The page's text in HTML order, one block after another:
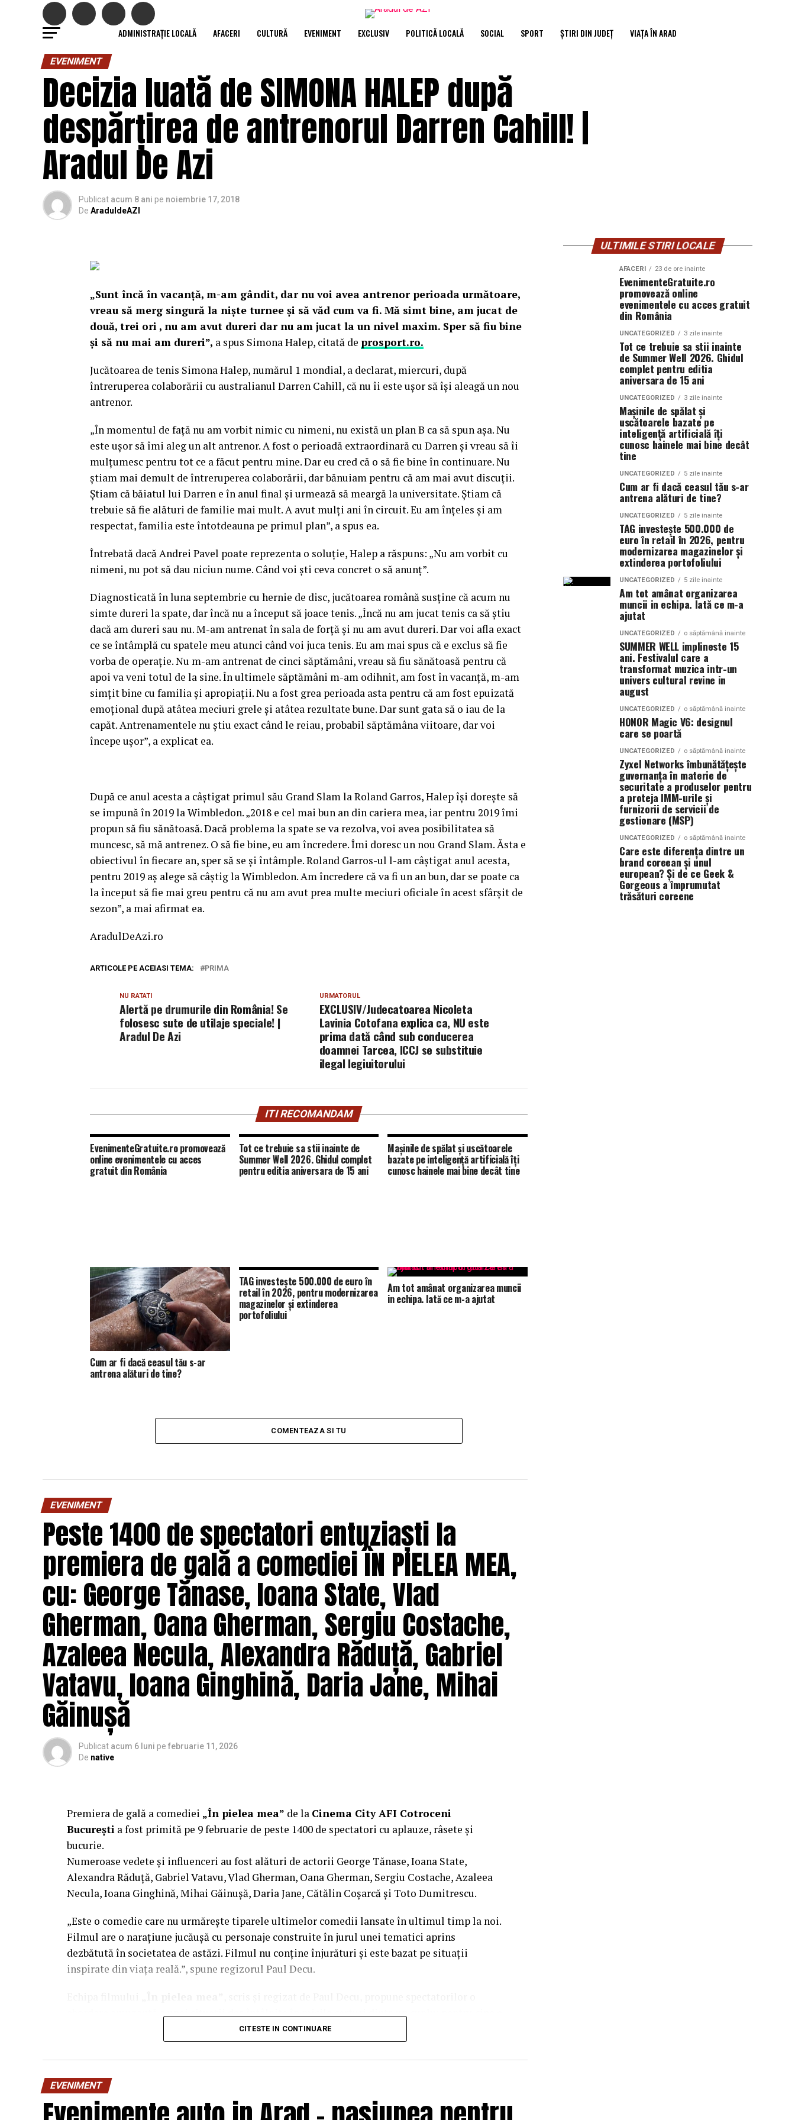
ADMINISTRAȚIE LOCALĂ AFACERI CULTURĂ EVENIMENT EXCLUSIV POLITICĂ LOCALĂ SOCIAL SPORT ȘTIRI DIN JUDEȚ VIAȚA ÎN ARAD
EVENIMENT
Decizia luată de SIMONA HALEP după
despărțirea de antrenorul Darren Cahill! |
Aradul De Azi
Publicat acum 8 ani pe noiembrie 17, 2018
De AraduldeAZI
„Sunt încă în vacanţă, m-am gândit, dar nu voi avea antrenor perioada următoare,
vreau să merg singură la nişte turnee şi să văd cum va fi. Mă simt bine, am jucat de
două, trei ori , nu am avut dureri dar nu am jucat la un nivel maxim. Sper să fiu bine
şi să nu mai am dureri”, a spus Simona Halep, citată de prosport.ro.
Jucătoarea de tenis Simona Halep, numărul 1 mondial, a declarat, miercuri, după
întreruperea colaborării cu australianul Darren Cahill, că nu îi este uşor să îşi aleagă un nou
antrenor.
„În momentul de faţă nu am vorbit nimic cu nimeni, nu există un plan B ca să spun aşa. Nu
este uşor să îmi aleg un alt antrenor. A fost o perioadă extraordinară cu Darren şi vreau să îi
mulţumesc pentru tot ce a făcut pentru mine. Dar eu cred că o să fie bine în continuare. Nu
ştiam mai demult de întreruperea colaborării, dar bănuiam pentru că am mai avut discuţii.
Ştiam că băiatul lui Darren e în anul final şi urmează să meargă la universitate. Ştiam că
trebuie să fie alături de familie mai mult. A avut mulţi ani în circuit. Eu am înţeles şi am
respectat, familia este întotdeauna pe primul plan”, a spus ea.
Întrebată dacă Andrei Pavel poate reprezenta o soluţie, Halep a răspuns: „Nu am vorbit cu
nimeni, nu pot să dau niciun nume. Când voi şti ceva concret o să anunţ”.
Diagnosticată în luna septembrie cu hernie de disc, jucătoarea română susţine că acum nu
simte dureri la spate, dar încă nu a început să joace tenis. „Încă nu am jucat tenis ca să ştiu
dacă am dureri sau nu. M-am antrenat în sala de forţă şi nu am avut dureri. Dar voi afla exact
ce se întâmplă cu spatele meu atunci când voi juca tenis. Eu am mai spus că e exclus să fie
vorba de operaţie. Nu m-am antrenat de cinci săptămâni, vreau să fiu sănătoasă pentru că
apoi va veni totul de la sine. În ultimele săptămâni m-am odihnit, am fost în vacanţă, m-am
simţit bine cu familia şi apropiaţii. Nu a fost grea perioada asta pentru că am fost epuizată
emoţional după atâtea meciuri grele şi atâtea rezultate bune. Dar sunt gata să o iau de la
capăt. Antrenamentele nu ştiu exact când le reiau, probabil săptămâna viitoare, dar voi
începe uşor”, a explicat ea.
După ce anul acesta a câştigat primul său Grand Slam la Roland Garros, Halep îşi doreşte să
se impună în 2019 la Wimbledon. „2018 e cel mai bun an din cariera mea, iar pentru 2019 îmi
propun să fiu sănătoasă. Dacă problema la spate se va rezolva, voi avea posibilitatea să
muncesc, să mă antrenez. O să fie bine, eu am încredere. Îmi doresc un nou Grand Slam. Ăsta e
obiectivul în fiecare an, sper să se şi întâmple. Roland Garros-ul l-am câştigat anul acesta,
pentru 2019 aş alege să câştig la Wimbledon. Am încredere că va fi un an bun, dar se poate ca
la început să fie mai greu pentru că nu am avut prea multe meciuri oficiale în acest sfârşit de
sezon”, a mai afirmat ea.
AradulDeAzi.ro
ARTICOLE PE ACEIASI TEMA: PRIMA
URMATORUL
EXCLUSIV/Judecatoarea Nicoleta
Lavinia Cotofana explica ca, NU este
prima dată când sub conducerea
doamnei Tarcea, ICCJ se substituie
ilegal legiuitorului
NU RATATI
Alertă pe drumurile din România! Se
folosesc sute de utilaje speciale! |
Aradul De Azi
ITI RECOMANDAM
EvenimenteGratuite.ro promovează
online evenimentele cu acces
gratuit din România
Tot ce trebuie sa stii inainte de
Summer Well 2026. Ghidul complet
pentru editia aniversara de 15 ani
Mașinile de spălat și uscătoarele
bazate pe inteligență artificială îți
cunosc hainele mai bine decât tine
Cum ar fi dacă ceasul tău s-ar
antrena alături de tine?
TAG investește 500.000 de euro în
retail în 2026, pentru modernizarea
magazinelor și extinderea
portofoliului
Am tot amânat organizarea muncii
in echipa. Iată ce m-a ajutat
COMENTEAZA SI TU
EVENIMENT
Peste 1400 de spectatori entuziaști la
premiera de gală a comediei ÎN PIELEA MEA,
cu: George Tănase, Ioana State, Vlad
Gherman, Oana Gherman, Sergiu Costache,
Azaleea Necula, Alexandra Răduță, Gabriel
Vatavu, Ioana Ginghină, Daria Jane, Mihai
Găinușă
Publicat acum 6 luni pe februarie 11, 2026
De native
Premiera de gală a comediei „În pielea mea” de la Cinema City AFI Cotroceni
București a fost primită pe 9 februarie de peste 1400 de spectatori cu aplauze, râsete și
bucurie.
Numeroase vedete și influenceri au fost alături de actorii George Tănase, Ioana State,
Alexandra Răduță, Gabriel Vatavu, Vlad Gherman, Oana Gherman, Sergiu Costache, Azaleea
Necula, Ioana Ginghină, Mihai Găinușă, Daria Jane, Cătălin Coșarcă și Toto Dumitrescu.
„Este o comedie care nu urmărește tiparele ultimelor comedii lansate în ultimul timp la noi.
Filmul are o narațiune jucăușă cu personaje construite în jurul unei tematici aprins
dezbătută în societatea de astăzi. Filmul nu conține înjurături și este bazat pe situații
inspirate din viața reală.”, spune regizorul Paul Decu.
abordare amuzantă a unei situații des întâlnite în micile certuri dintr-un cuplu: pentru cine e
mai greu/ mai ușor. În urma unei provocări pe care patru cupluri de prieteni o duc la bun
sfârșit, după multe peripeții, într-un weekend, personajele ajung să câștige o altă viziune
despre relațiile lor, lăsând deoparte presupunerile, orgoliile și preconcepțiile, pentru a
încerca să comunice mai bine între ei.
CITESTE IN CONTINUARE
EVENIMENT
ULTIMILE STIRI LOCALE
AFACERI 23 de ore inainte
EvenimenteGratuite.ro
promovează online
evenimentele cu acces gratuit
din România
UNCATEGORIZED 3 zile inainte
Tot ce trebuie sa stii inainte
de Summer Well 2026. Ghidul
complet pentru editia
aniversara de 15 ani
UNCATEGORIZED 3 zile inainte
Mașinile de spălat și
uscătoarele bazate pe
inteligență artificială îți
cunosc hainele mai bine decât
tine
UNCATEGORIZED 5 zile inainte
Cum ar fi dacă ceasul tău s-ar
antrena alături de tine?
UNCATEGORIZED 5 zile inainte
TAG investește 500.000 de
euro în retail în 2026, pentru
modernizarea magazinelor și
extinderea portofoliului
UNCATEGORIZED 5 zile inainte
Am tot amânat organizarea
muncii in echipa. Iată ce m-a
ajutat
UNCATEGORIZED o săptămână inainte
SUMMER WELL implineste 15
ani. Festivalul care a
transformat muzica intr-un
univers cultural revine in
august
UNCATEGORIZED o săptămână inainte
HONOR Magic V6: designul
care se poartă
UNCATEGORIZED o săptămână inainte
Zyxel Networks îmbunătățește
guvernanța în materie de
securitate a produselor pentru
a proteja IMM-urile și
furnizorii de servicii de
gestionare (MSP)
UNCATEGORIZED o săptămână inainte
Care este diferența dintre un
brand coreean și unul
european? Și de ce Geek &
Gorgeous a împrumutat
trăsături coreene